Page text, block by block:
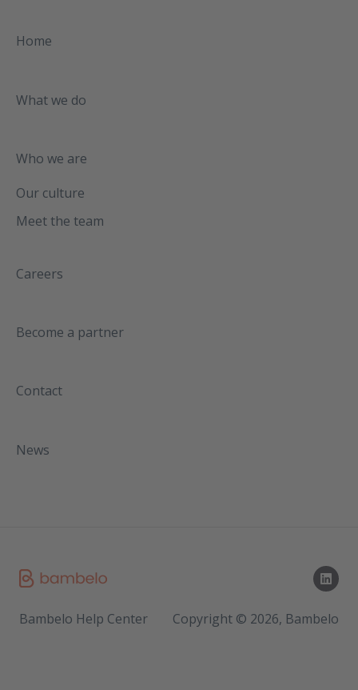
Home
What we do
Who we are
Our culture
Meet the team
Careers
Become a partner
Contact
News
Bambelo Help Center Copyright © 2026, Bambelo